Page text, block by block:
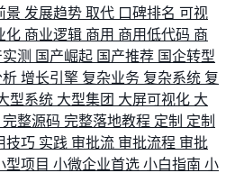
景 发展趋势 取代 口碑排名 可视
化 商业逻辑 商用 商用低代码 商
测 国产崛起 国产推荐 国企转型
析 增长引擎 复杂业务 复杂系统 复
型系统 大型集团 大屏可视化 大
完整源码 完整落地教程 定制 定制
技巧 实践 审批流 审批流程 审批
型项目 小微企业首选 小白指南 小